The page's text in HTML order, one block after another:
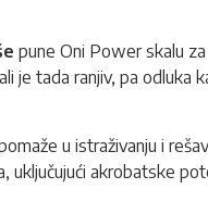
pune Oni Power skalu
je tada ranjiv, pa odluka
u istraživanju i
uključujući akrobatske